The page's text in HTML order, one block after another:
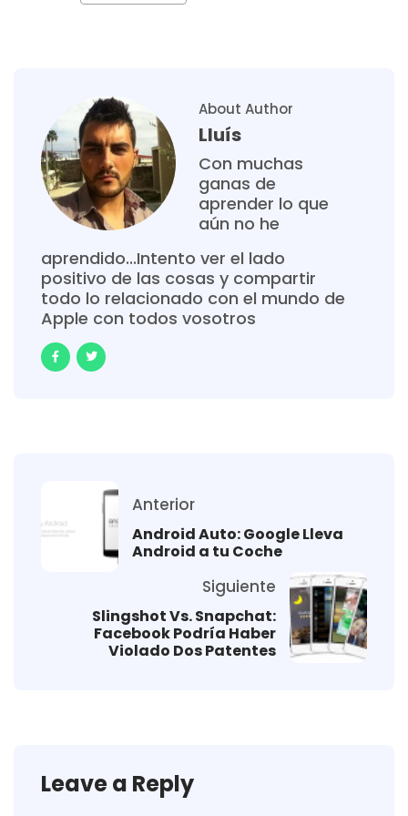
About Author
Lluís
Con muchas
ganas de
aprender lo que
aún no he
aprendido...Intento ver el lado
positivo de las cosas y compartir
todo lo relacionado con el mundo de
Apple con todos vosotros
Anterior
Android Auto: Google Lleva
Android a tu Coche
Siguiente
Slingshot Vs. Snapchat:
Facebook Podría Haber
Violado Dos Patentes
Leave a Reply